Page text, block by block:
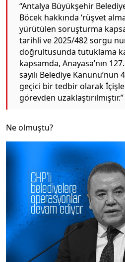
“Antalya Büyükşehir
Böcek hakkında ‘rüşvet
yürütülen soruşturma
tarihli ve 2025/482 sorgu
doğrultusunda tutuklama
kapsamda, Anayasa’nın
sayılı Belediye
geçici bir tedbir olarak
görevden uzaklaştırılmıştır.”
Ne olmuştu?